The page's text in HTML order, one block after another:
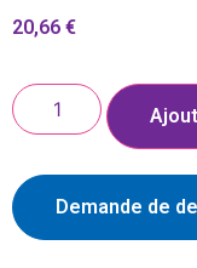
20,66 €
Demande de